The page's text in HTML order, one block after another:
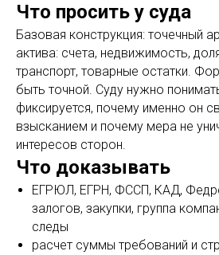
Что просить у суда
Базовая конструкция: точечный
актива: счета, недвижимость,
транспорт, товарные остатки.
быть точной. Суду нужно
фиксируется, почему именно он
взысканием и почему мера не
интересов сторон.
Что доказывать
ЕГРЮЛ, ЕГРН, ФССП, КАД,
залогов, закупки, группа
следы
расчет суммы требований и